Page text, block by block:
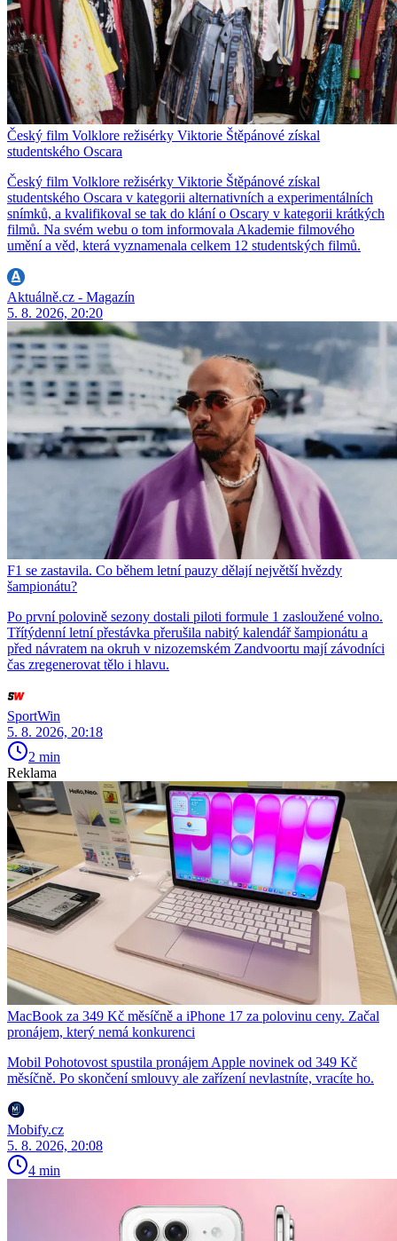
Český film Volklore režisérky Viktorie Štěpánové získal
studentského Oscara
Český film Volklore režisérky Viktorie Štěpánové získal
studentského Oscara v kategorii alternativních a experimentálních
snímků, a kvalifikoval se tak do klání o Oscary v kategorii krátkých
filmů. Na svém webu o tom informovala Akademie filmového
umění a věd, která vyznamenala celkem 12 studentských filmů.
Aktuálně.cz - Magazín
5. 8. 2026, 20:20
F1 se zastavila. Co během letní pauzy dělají největší hvězdy
šampionátu?
Po první polovině sezony dostali piloti formule 1 zasloužené volno.
Třítýdenní letní přestávka přerušila nabitý kalendář šampionátu a
před návratem na okruh v nizozemském Zandvoortu mají závodníci
čas zregenerovat tělo i hlavu.
SportWin
5. 8. 2026, 20:18
2 min
Reklama
MacBook za 349 Kč měsíčně a iPhone 17 za polovinu ceny. Začal
pronájem, který nemá konkurenci
Mobil Pohotovost spustila pronájem Apple novinek od 349 Kč
měsíčně. Po skončení smlouvy ale zařízení nevlastníte, vracíte ho.
Mobify.cz
5. 8. 2026, 20:08
4 min